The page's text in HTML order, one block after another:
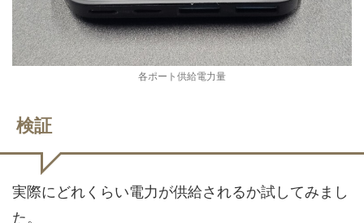
各ポート供給電力量
検証
実際にどれくらい電力が供給されるか試してみまし
た。